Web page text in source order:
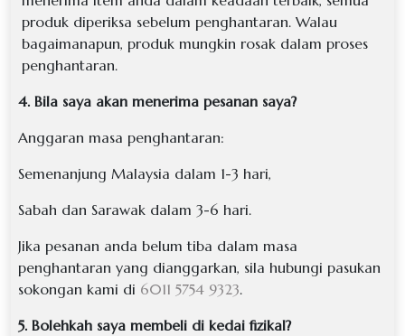
produk diperiksa sebelum penghantaran. Walau
bagaimanapun, produk mungkin rosak dalam proses
penghantaran.
4. Bila saya akan menerima pesanan saya?
Anggaran masa penghantaran:
Semenanjung Malaysia dalam 1-3 hari,
Sabah dan Sarawak dalam 3-6 hari.
Jika pesanan anda belum tiba dalam masa
penghantaran yang dianggarkan, sila hubungi pasukan
sokongan kami di 6011 5754 9323.
5. Bolehkah saya membeli di kedai fizikal?